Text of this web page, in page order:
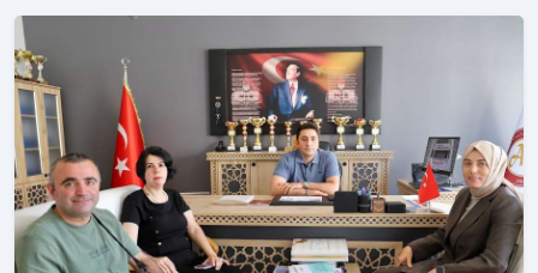
İşler Daire Başkanı Sayın Çağrı Coşkun katıldı.